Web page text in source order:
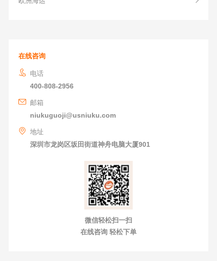
在线咨询
电话
400-808-2956
邮箱
niukuguoji@usniuku.com
地址
深圳市龙岗区坂田街道神舟电脑大厦901
微信轻松扫一扫
在线咨询 轻松下单